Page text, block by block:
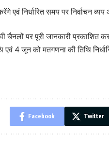
एवं निर्धारित समय पर निर्वाचन
चैनलों पर पूरी जानकारी प्रकाशित
4 जून को मतगणना की तिथि
Facebook Twitter